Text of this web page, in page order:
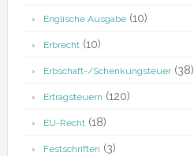
Englische Ausgabe(10)
Erbrecht(10)
Erbschaft-/Schenkungsteuer(38)
Ertragsteuern (120)
EU-Recht(18)
Festschriften (3)